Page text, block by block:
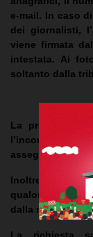
e-mail. In caso
dei giornalisti,
viene firmata
intestata. Ai
soltanto dalla
La
assegnazione
Inoltre A.C.
qualora si
dalla normativa